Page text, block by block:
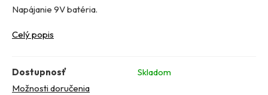
Napájanie 9V batéria.
Celý popis
Dostupnosť
Skladom
Možnosti doručenia